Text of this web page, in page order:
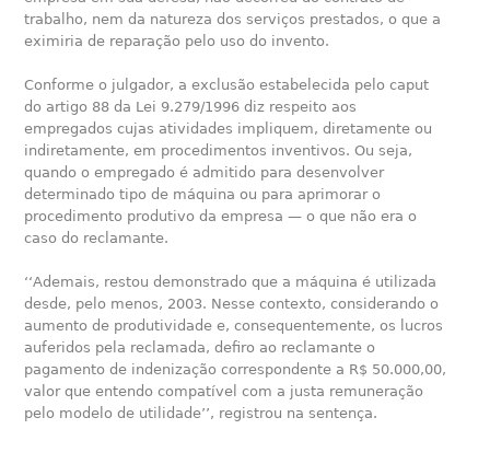
trabalho, nem da natureza dos serviços prestados, o que a
eximiria de reparação pelo uso do invento.
Conforme o julgador, a exclusão estabelecida pelo caput
do artigo 88 da Lei 9.279/1996 diz respeito aos
empregados cujas atividades impliquem, diretamente ou
indiretamente, em procedimentos inventivos. Ou seja,
quando o empregado é admitido para desenvolver
determinado tipo de máquina ou para aprimorar o
procedimento produtivo da empresa — o que não era o
caso do reclamante.
‘‘Ademais, restou demonstrado que a máquina é utilizada
desde, pelo menos, 2003. Nesse contexto, considerando o
aumento de produtividade e, consequentemente, os lucros
auferidos pela reclamada, defiro ao reclamante o
pagamento de indenização correspondente a R$ 50.000,00,
valor que entendo compatível com a justa remuneração
pelo modelo de utilidade’’, registrou na sentença.